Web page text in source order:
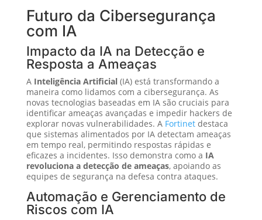
Futuro da Cibersegurança
com IA
Impacto da IA na Detecção e
Resposta a Ameaças
A Inteligência Artificial(IA) está transformando a
maneira como lidamos com a cibersegurança. As
novas tecnologias baseadas em IA são cruciais para
identificar ameaças avançadas e impedir hackers de
explorar novas vulnerabilidades. A Fortinetdestaca
que sistemas alimentados por IA detectam ameaças
em tempo real, permitindo respostas rápidas e
eficazes a incidentes. Isso demonstra como a IA
revoluciona a detecção de ameaças, apoiando as
equipes de segurança na defesa contra ataques.
Automação e Gerenciamento de
Riscos com IA